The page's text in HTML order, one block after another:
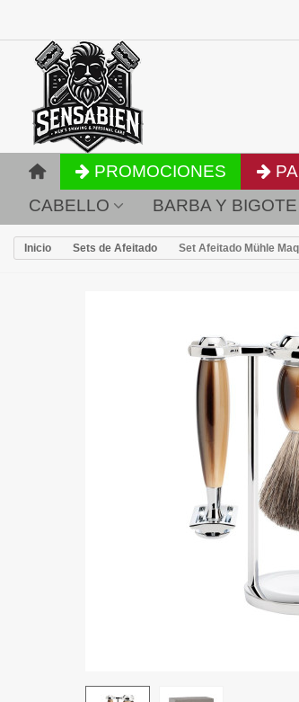
PROMOCIONES
CABELLO
BARBA Y BIGOTE
Inicio Sets de Afeitado Set Afeitado Mühle